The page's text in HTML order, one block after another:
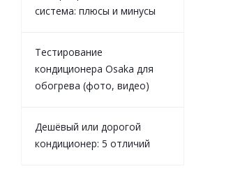
система: плюсы и минусы
Тестирование
кондиционера Osaka для
обогрева (фото, видео)
Дешёвый или дорогой
кондиционер: 5 отличий